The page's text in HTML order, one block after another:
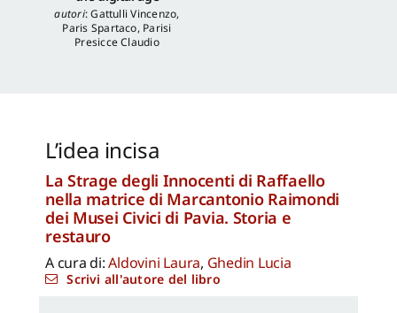
autori:Gattulli Vincenzo,
Paris Spartaco, Parisi
Presicce Claudio
L’idea incisa
La Strage degli Innocenti di Raffaello
nella matrice di Marcantonio Raimondi
dei Musei Civici di Pavia. Storia e
restauro
A cura di:Aldovini Laura, Ghedin Lucia
Scrivi all'autore del libro